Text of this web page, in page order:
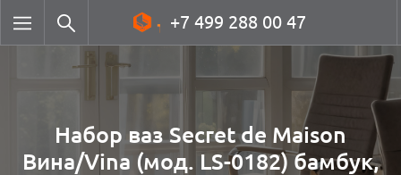
+7 499 288 00 47
Набор ваз Secret de Maison
Вина/Vina (мод. LS-0182) бамбук,